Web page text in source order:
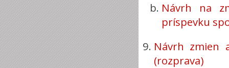
Návrh na
príspevku
Návrh zmien
(rozprava)